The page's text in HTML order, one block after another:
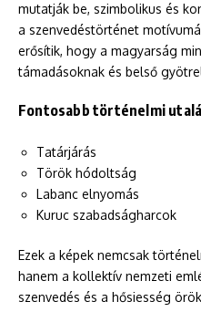
mutatják be, szimbolikus és
a szenvedéstörténet
erősítik, hogy a magyarság
támadásoknak és belső
Fontosabb történelmi
Tatárjárás
Török hódoltság
Labanc elnyomás
Kuruc szabadságharcok
Ezek a képek nemcsak
hanem a kollektív nemzeti
szenvedés és a hősiesség